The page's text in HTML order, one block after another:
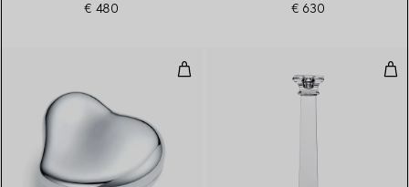
€ 480
€ 630
Boîte Cœur en argent 925